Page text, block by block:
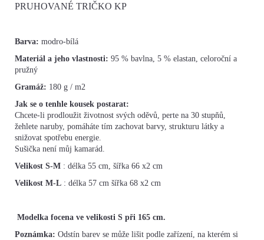
PRUHOVANÉ TRIČKO KP
Barva: modro-bílá
Materiál a jeho vlastnosti: 95 % bavlna, 5 % elastan, celoroční a
pružný
Gramáž: 180 g / m2
Jak se o tenhle kousek postarat:
Chcete-li prodloužit životnost svých oděvů, perte na 30 stupňů,
žehlete naruby, pomáháte tím zachovat barvy, strukturu látky a
snižovat spotřebu energie.
Sušička není můj kamarád.
Velikost S-M : délka 55 cm, šířka 66 x2 cm
Velikost M-L : délka 57 cm šířka 68 x2 cm
Modelka focena ve velikosti S při 165 cm.
Poznámka: Odstín barev se může lišit podle zařízení, na kterém si